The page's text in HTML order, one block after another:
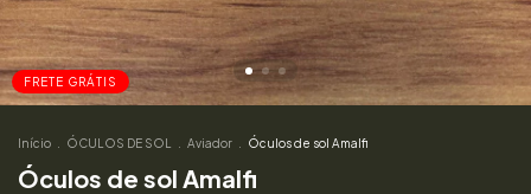
FRETE GRÁTIS
Início ÓCULOS DE SOL Aviador Óculos de sol Amalfi
Óculos de sol Amalfi